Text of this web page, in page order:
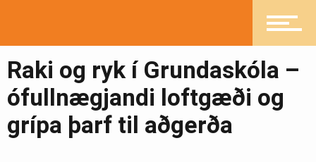
Heilsueflandi samfélag
Raki og ryk í Grundaskóla –
ófullnægjandi loftgæði og
grípa þarf til aðgerða